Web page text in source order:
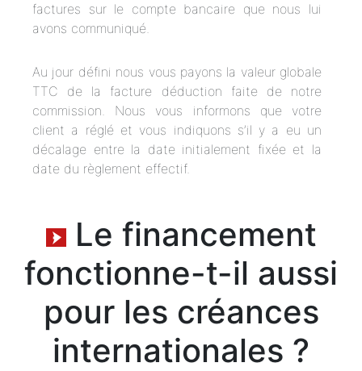
factures sur le compte bancaire que nous lui
avons communiqué.
Au jour défini nous vous payons la valeur globale
TTC de la facture déduction faite de notre
commission. Nous vous informons que votre
client a réglé et vous indiquons s’il y a eu un
décalage entre la date initialement fixée et la
date du règlement effectif.
Le financement
fonctionne-t-il aussi
pour les créances
internationales ?